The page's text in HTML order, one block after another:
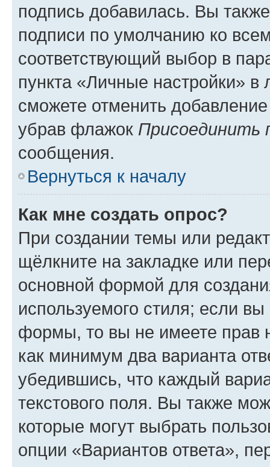
подпись добавилась. Вы
подписи по умолчанию ко
соответствующий выбор в
пункта «Личные настройки»
сможете отменить
убрав флажок Присоединить
сообщения.
Вернуться к началу
Как мне создать опрос?
При создании темы или
щёлкните на закладке или
основной формой для
используемого стиля; если
формы, то вы не имеете прав
как минимум два варианта
убедившись, что каждый
текстового поля. Вы также
которые могут выбрать
опции «Вариантов ответа»,